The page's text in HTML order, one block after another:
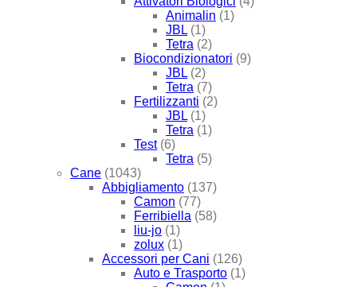
Animalin (1)
JBL (1)
Tetra (2)
Biocondizionatori (9)
JBL (2)
Tetra (7)
Fertilizzanti (2)
JBL (1)
Tetra (1)
Test (6)
Tetra (5)
Cane (1043)
Abbigliamento (137)
Camon (77)
Ferribiella (58)
liu-jo (1)
zolux (1)
Accessori per Cani (126)
Auto e Trasporto (1)